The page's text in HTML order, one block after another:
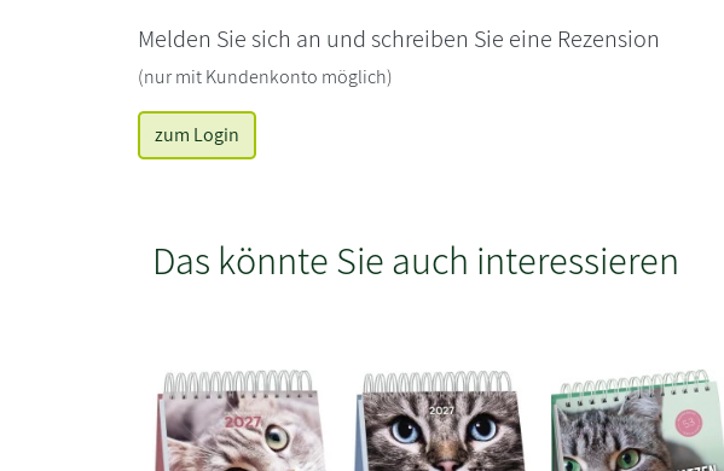
Melden Sie sich an und schreiben Sie eine Rezension
(nur mit Kundenkonto möglich)
zum Login
Das könnte Sie auch interessieren